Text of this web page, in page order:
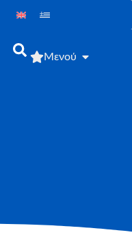
Μενού